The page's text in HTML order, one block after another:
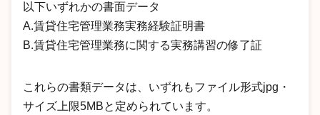
以下いずれかの書面データ
A.賃貸住宅管理業務実務経験証明書
B.賃貸住宅管理業務に関する実務講習の修了証
これらの書類データは、いずれもファイル形式jpg・
サイズ上限5MBと定められています。